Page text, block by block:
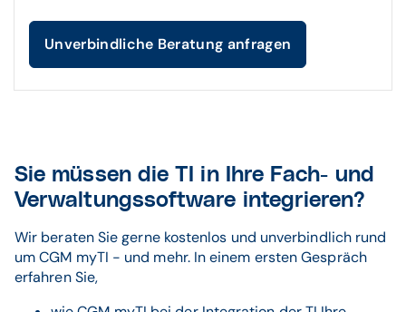
Unverbindliche Beratung anfragen
Sie müssen die TI in Ihre Fach- und
Verwaltungssoftware integrieren?
Wir beraten Sie gerne kostenlos und unverbindlich rund
um CGM myTI - und mehr. In einem ersten Gespräch
erfahren Sie,